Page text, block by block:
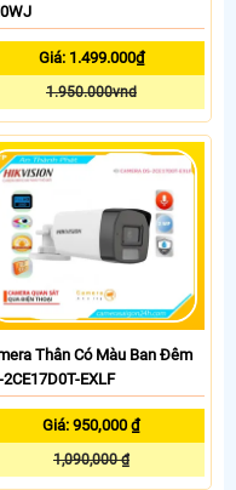
Giá: 1.499.000₫
1.950.000vnd
Thân Có Màu Ban Đêm
2CE17D0T-EXLF
Giá: 950,000 ₫
1,090,000 ₫